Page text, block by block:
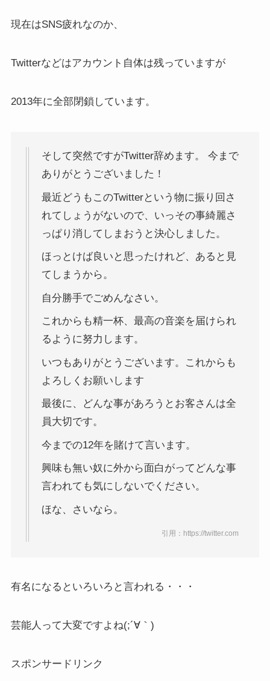
現在はSNS疲れなのか、
Twitterなどはアカウント自体は残っていますが
2013年に全部閉鎖しています。
そして突然ですがTwitter辞めます。 今まで
ありがとうございました！
最近どうもこのTwitterという物に振り回さ
れてしょうがないので、いっその事綺麗さ
っぱり消してしまおうと決心しました。
ほっとけば良いと思ったけれど、あると見
てしまうから。
自分勝手でごめんなさい。
これからも精一杯、最高の音楽を届けられ
るように努力します。
いつもありがとうございます。これからも
よろしくお願いします
最後に、どんな事があろうとお客さんは全
員大切です。
今までの12年を賭けて言います。
興味も無い奴に外から面白がってどんな事
言われても気にしないでください。
ほな、さいなら。
引用：https://twitter.com
有名になるといろいろと言われる・・・
芸能人って大変ですよね(;´∀｀)
スポンサードリンク